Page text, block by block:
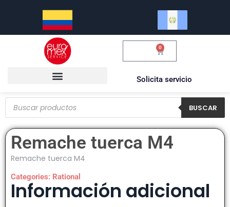
0
Solicita servicio
BUSCAR
Remache tuerca M4
Remache tuerca M4
Categories: Rational
Información adicional